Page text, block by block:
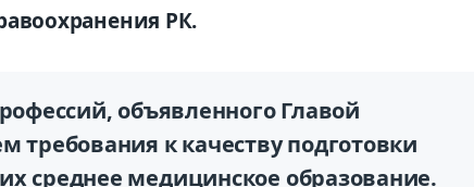
РК.
объявленного Главой
требования к качеству подготовки
среднее медицинское образование.